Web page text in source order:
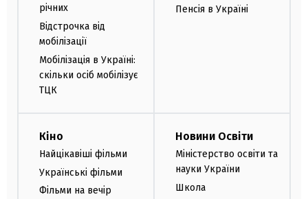
річних
Відстрочка від
мобілізації
Мобілізація в Україні:
скільки осіб мобілізує
ТЦК
Пенсія в Україні
Кіно
Найцікавіші фільми
Українські фільми
Фільми на вечір
Новини Освіти
Міністерство освіти та
науки України
Школа